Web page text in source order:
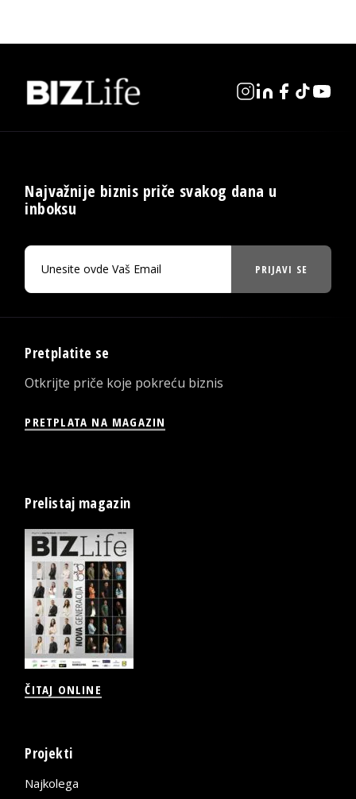
Najvažnije biznis priče svakog dana u
inboksu
PRIJAVI SE
Pretplatite se
Otkrijte priče koje pokreću biznis
PRETPLATA NA MAGAZIN
Prelistaj magazin
ČITAJ ONLINE
Projekti
Najkolega